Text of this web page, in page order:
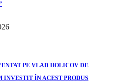
PE VLAD HOLICOV DE
INVESTIT ÎN ACEST PRODUS